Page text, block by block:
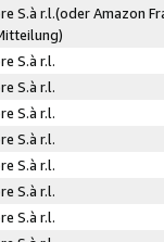
S.à r.l.(oder Amazon
S.à r.l.
S.à r.l.
S.à r.l.
S.à r.l.
S.à r.l.
S.à r.l.
S.à r.l.